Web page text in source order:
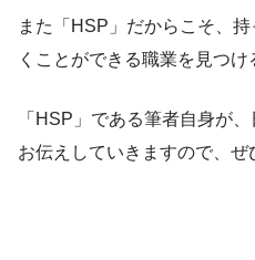
また「HSP」だからこそ、
くことができる職業を見つけ
「HSP」である筆者自身が
お伝えしていきますので、ぜ